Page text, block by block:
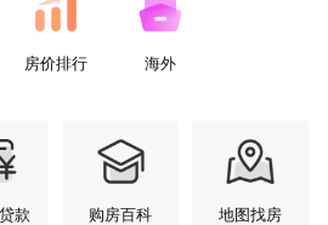
房价排行 海外
款 购房百科 地图找房